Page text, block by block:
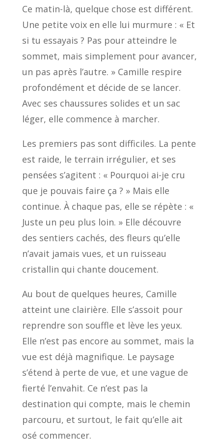
Ce matin-là, quelque chose est différent.
Une petite voix en elle lui murmure : « Et
si tu essayais ? Pas pour atteindre le
sommet, mais simplement pour avancer,
un pas après l’autre. » Camille respire
profondément et décide de se lancer.
Avec ses chaussures solides et un sac
léger, elle commence à marcher.
Les premiers pas sont difficiles. La pente
est raide, le terrain irrégulier, et ses
pensées s’agitent : « Pourquoi ai-je cru
que je pouvais faire ça ? » Mais elle
continue. À chaque pas, elle se répète : «
Juste un peu plus loin. » Elle découvre
des sentiers cachés, des fleurs qu’elle
n’avait jamais vues, et un ruisseau
cristallin qui chante doucement.
Au bout de quelques heures, Camille
atteint une clairière. Elle s’assoit pour
reprendre son souffle et lève les yeux.
Elle n’est pas encore au sommet, mais la
vue est déjà magnifique. Le paysage
s’étend à perte de vue, et une vague de
fierté l’envahit. Ce n’est pas la
destination qui compte, mais le chemin
parcouru, et surtout, le fait qu’elle ait
osé commencer.